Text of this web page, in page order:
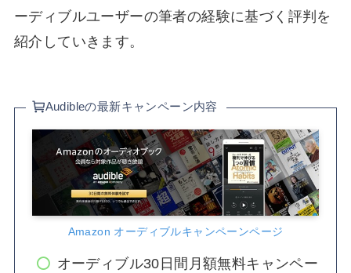
ーディブルユーザーの筆者の経験に基づく評判を
紹介していきます。
Audibleの最新キャンペーン内容
Amazon オーディブルキャンペーンページ
オーディブル30日間月額無料キャンペー